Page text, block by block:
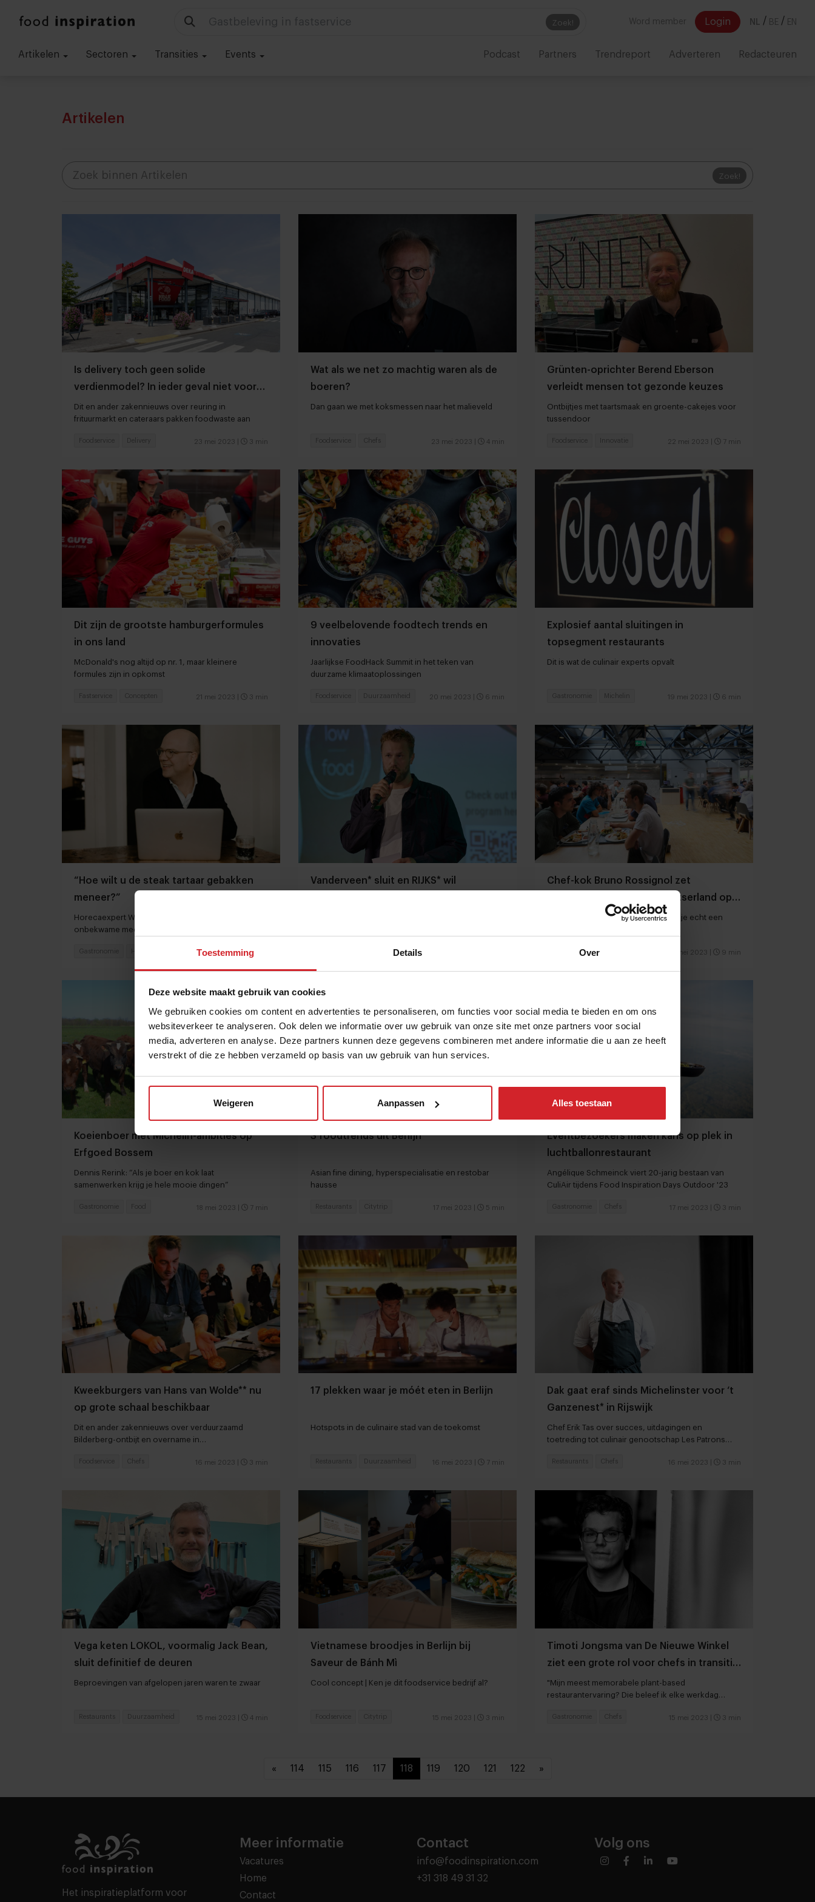
Toestemming Details Over
Deze website maakt gebruik van cookies
We gebruiken cookies om content en advertenties te personaliseren, om functies voor social media te bieden en om ons
websiteverkeer te analyseren. Ook delen we informatie over uw gebruik van onze site met onze partners voor social
media, adverteren en analyse. Deze partners kunnen deze gegevens combineren met andere informatie die u aan ze heeft
verstrekt of die ze hebben verzameld op basis van uw gebruik van hun services.
Weigeren Aanpassen Alles toestaan
Zoek!
Technologie in foodservice Word member Login NL / BE / EN
Artikelen Sectoren Transities Events Podcast Partners Trendreport Adverteren Redacteuren
Artikelen
Zoek!
Is delivery toch geen solide
verdienmodel? In ieder geval niet voor
DekaMarkt
Dit en ander zakennieuws over reuring in
frituurmarkt en cateraars pakken foodwaste aan
23 mei 2023 3 min
Foodservice Delivery
Wat als we net zo machtig waren als de
boeren?
Dan gaan we met koksmessen naar het malieveld
23 mei 2023 4 min
Foodservice Chefs
Grünten-oprichter Berend Eberson
verleidt mensen tot gezonde keuzes
Ontbijtjes met taartsmaak en groente-cakejes voor
tussendoor
22 mei 2023 7 min
Foodservice Innovatie
Dit zijn de grootste hamburgerformules
in ons land
McDonald's nog altijd op nr. 1, maar kleinere
formules zijn in opkomst
21 mei 2023 3 min
Fastservice Concepten
9 veelbelovende foodtech trends en
innovaties
Jaarlijkse FoodHack Summit in het teken van
duurzame klimaatoplossingen
20 mei 2023 6 min
Foodservice Duurzaamheid
Explosief aantal sluitingen in
topsegment restaurants
Dit is wat de culinair experts opvalt
19 mei 2023 6 min
Gastronomie Michelin
“Hoe wilt u de steak tartaar gebakken
meneer?”
Horecaexpert Wouter Verkerk over onbewust
onbekwame medewerkers en managers
19 mei 2023| 3 min
Gastronomie
Vanderveen* sluit en RIJKS* wil
Chef-kok Bruno Rossignol zet
universiteitscatering in Zwitserland op
“Met 5.000 maaltijden per dag maak je echt een
18 mei 2023 9 min
Food
Koeienboer met Michelin-ambities op
Erfgoed Bossem
Dennis Rerink: “Als je boer en kok laat
samenwerken krijg je hele mooie dingen”
18 mei 2023 7 min
Gastronomie Food
3 foodtrends uit Berlijn
Asian fine dining, hyperspecialisatie en restobar
hausse
17 mei 2023 5 min
Restaurants Citytrip
Eventbezoekers maken kans op plek in
luchtballonrestaurant
Angélique Schmeinck viert 20-jarig bestaan van
CuliAir tijdens Food Inspiration Days Outdoor '23
17 mei 2023 3 min
Gastronomie Chefs
Kweekburgers van Hans van Wolde** nu
op grote schaal beschikbaar
Dit en ander zakennieuws over verduurzaamd
Bilderberg-ontbijt en overname in
16 mei 2023 3 min
Foodservice Chefs
17 plekken waar je móét eten in Berlijn
Hotspots in de culinaire stad van de toekomst
16 mei 2023 7 min
Restaurants Duurzaamheid
Dak gaat eraf sinds Michelinster voor ‘t
Ganzenest* in Rijswijk
Chef Erik Tas over succes, uitdagingen en
toetreding tot culinair genootschap Les Patrons
16 mei 2023 3 min
Restaurants Chefs
Vega keten LOKOL, voormalig Jack Bean,
sluit definitief de deuren
Beproevingen van afgelopen jaren waren te zwaar
15 mei 2023 4 min
Restaurants Duurzaamheid
Vietnamese broodjes in Berlijn bij
Saveur de Bánh Mì
Cool concept | Ken je dit foodservice bedrijf al?
15 mei 2023 3 min
Foodservice Citytrip
Timoti Jongsma van De Nieuwe Winkel
ziet een grote rol voor chefs in transitie
van dierlijk naar plantaardig
"Mijn meest memorabele plant-based
restaurantervaring? Die beleef ik elke werkdag
15 mei 2023 3 min
Gastronomie Chefs
« 114 115 116 117 118 119 120 121 122 »
Het inspiratieplatform voor
Meer informatie
Vacatures
Home
Contact
Contact
info@foodinspiration.com
+31 318 49 31 32
Volg ons